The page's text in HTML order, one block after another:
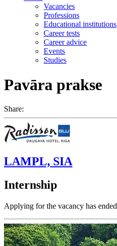
Vacancies
Professions
Educational institutions
Career tests
Career advice
Events
Studies
Pavāra prakse
Share:
LAMPL, SIA
Internship
Applying for the vacancy has ended